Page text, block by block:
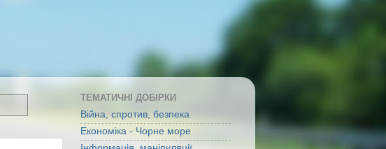
ТЕМАТИЧНІ ДОБІРКИ
Війна, спротив, безпека
Економіка - Чорне море